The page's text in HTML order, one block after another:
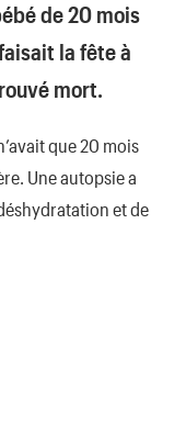
de 20 mois
la fête à
mort.
que 20 mois
Une autopsie a
et de